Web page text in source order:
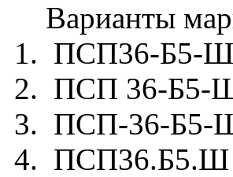
Варианты
1. ПСП36-Б5-Ш
2. ПСП 36-Б5-
3. ПСП-36-Б5-
4. ПСП36.Б5.Ш